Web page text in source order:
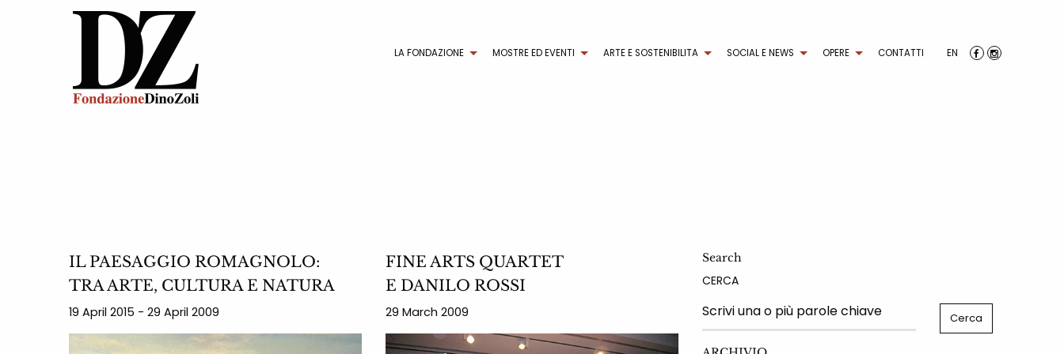
LA FONDAZIONE MOSTRE ED EVENTI ARTE E SOSTENIBILITA SOCIAL E NEWS OPERE CONTATTI EN
IL PAESAGGIO ROMAGNOLO:
TRA ARTE, CULTURA E NATURA
19 April 2015 - 29 April 2009
FINE ARTS QUARTET
E DANILO ROSSI
29 March 2009
Search
CERCA